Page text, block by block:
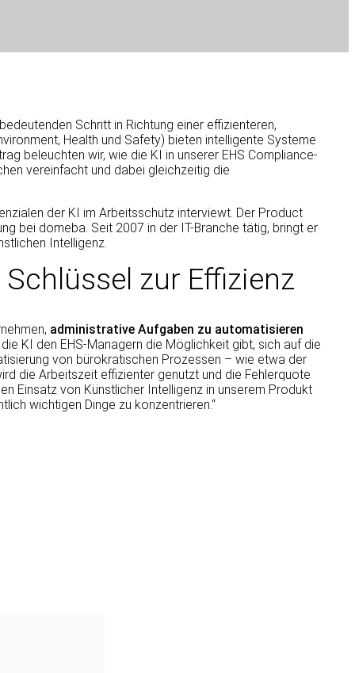
Schritt in Richtung einer effizienteren,
Health und Safety) bieten intelligente Systeme
beleuchten wir, wie die KI in unserer EHS Compliance-
vereinfacht und dabei gleichzeitig die
der KI im Arbeitsschutz interviewt. Der Product
bei domeba. Seit 2007 in der IT-Branche tätig, bringt er
Intelligenz.
zur Effizienz
administrative Aufgaben zu automatisieren
KI den EHS-Managern die Möglichkeit gibt, sich auf die
von bürokratischen Prozessen – wie etwa der
die Arbeitszeit effizienter genutzt und die Fehlerquote
Einsatz von Künstlicher Intelligenz in unserem Produkt
wichtigen Dinge zu konzentrieren.“